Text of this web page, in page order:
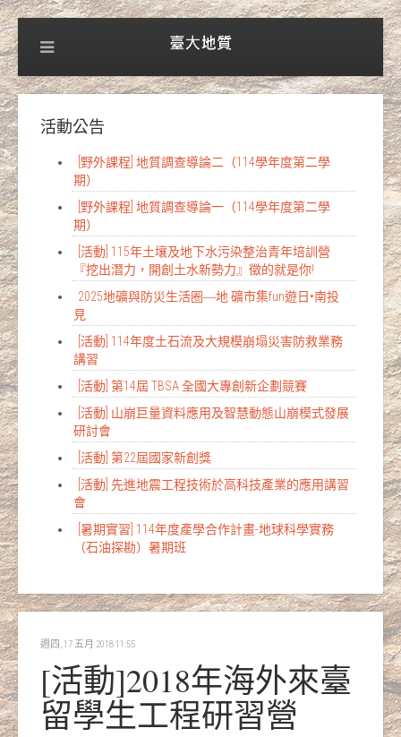
活動公告
[野外課程] 地質調查導論二（114學年度第二學
期）
[野外課程] 地質調查導論一（114學年度第二學
期）
[活動] 115年土壤及地下水污染整治青年培訓營
『挖出潛力，開創土水新勢力』徵的就是你!
2025地礦與防災生活圈―地 礦市集fun遊日•南投
見
[活動] 114年度土石流及大規模崩塌災害防救業務
講習
[活動] 第14屆 TBSA 全國大專創新企劃競賽
[活動] 山崩巨量資料應用及智慧動態山崩模式發展
研討會
[活動] 第22屆國家新創獎
[活動] 先進地震工程技術於高科技產業的應用講習
會
[暑期實習] 114年度產學合作計畫-地球科學實務
（石油探勘）暑期班
週四, 17 五月 2018 11:55
[活動]2018年海外來臺
留學生工程研習營